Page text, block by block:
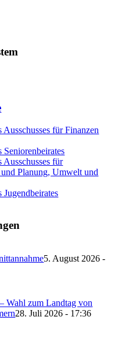
für Finanzen
Seniorenbeirates
Ausschusses für
Planung, Umwelt und
5. August 2026 -
Wahl zum Landtag von
28. Juli 2026 - 17:36